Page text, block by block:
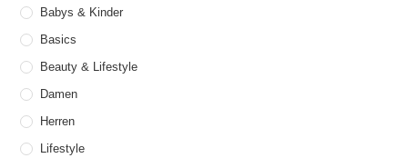
Babys & Kinder
Basics
Beauty & Lifestyle
Damen
Herren
Lifestyle